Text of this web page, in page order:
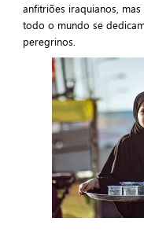
anfitriões iraquianos,
todo o mundo se
peregrinos.